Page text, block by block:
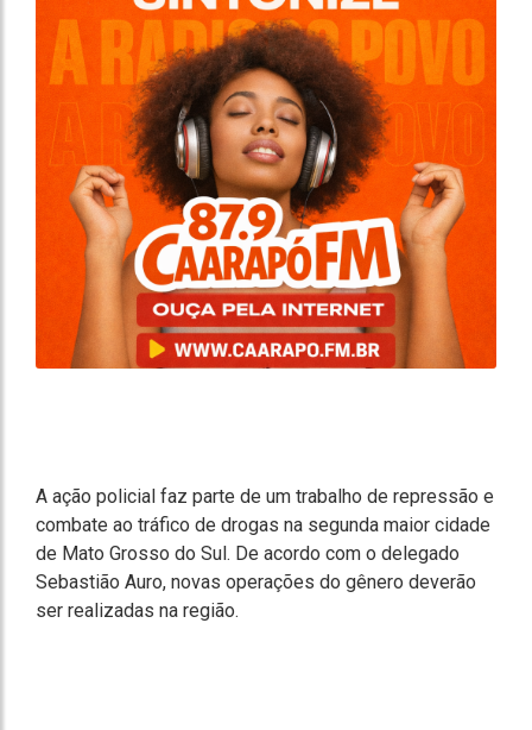
A ação policial faz parte de um trabalho de repressão e
combate ao tráfico de drogas na segunda maior cidade
de Mato Grosso do Sul. De acordo com o delegado
Sebastião Auro, novas operações do gênero deverão
ser realizadas na região.